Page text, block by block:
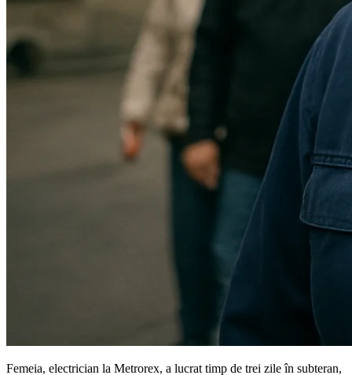
Femeia, electrician la Metrorex, a lucrat timp de trei zile în subteran,